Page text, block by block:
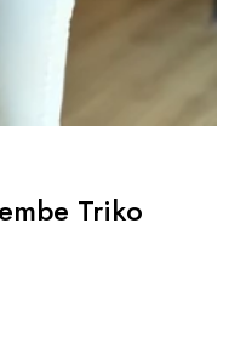
Triko